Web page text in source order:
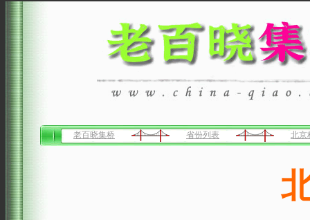
老百晓集桥 省份列表 北京